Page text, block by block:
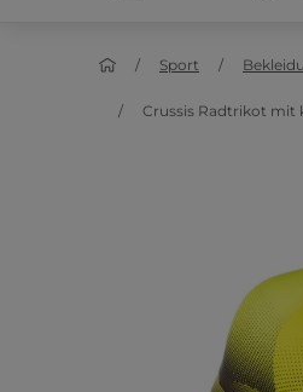
Sport
Crussis Radtrikot mit